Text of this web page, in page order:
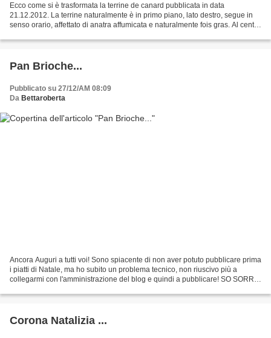
Ecco come si è trasformata la terrine de canard pubblicata in data
21.12.2012. La terrine naturalmente è in primo piano, lato destro, segue in
senso orario, affettato di anatra affumicata e naturalmente fois gras. Al centro
Pan Brioche...
Pubblicato su 27/12/AM 08:09
Da Bettaroberta
Ancora Auguri a tutti voi! Sono spiacente di non aver potuto pubblicare prima
i piatti di Natale, ma ho subito un problema tecnico, non riuscivo più a
collegarmi con l'amministrazione del blog e quindi a pubblicare! SO SORRY
Corona Natalizia ...